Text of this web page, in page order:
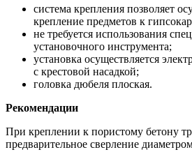
система крепления позволяет
крепление предметов к
не требуется использования
установочного инструмента;
установка осуществляется
с крестовой насадкой;
головка дюбеля плоская.
Рекомендации
При креплении к пористому бетону
предварительное сверление